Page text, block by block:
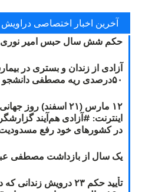
آخرین اخبار اختصاصی دراویش
حکم شش سال حبس امیر
آزادی از زندان و بستری در
۵۰درصدی ریه مصطفی دانشجو
۱۲ مارس (۲۱ اسفند)
در کشورهای خود رفع
یک سال از بازداشت مصطفی
تأیید حکم ۲۳ درویش